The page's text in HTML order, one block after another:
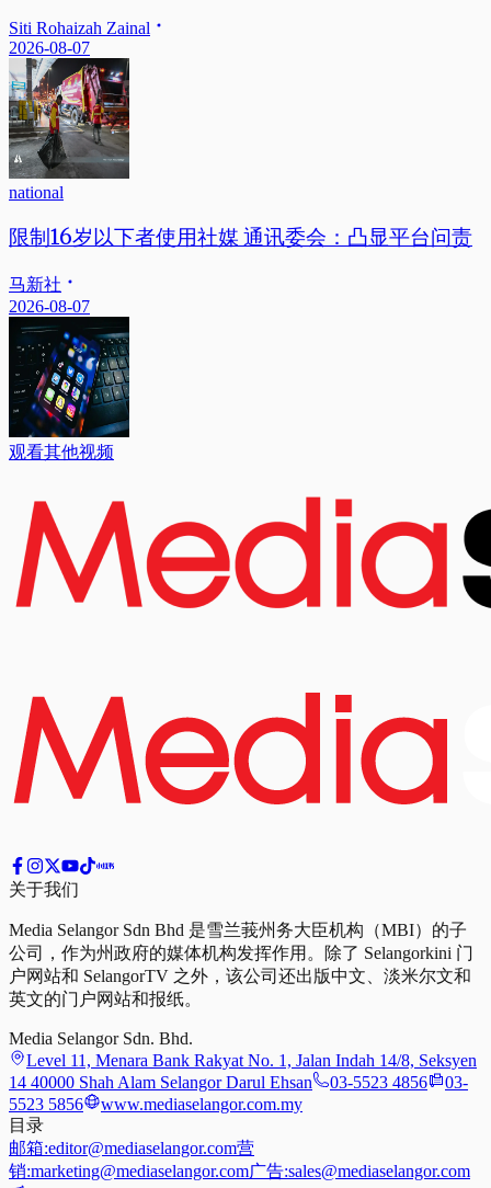
Siti Rohaizah Zainal
2026-08-07
national
限制16岁以下者使用社媒 通讯委会：凸显平台问责
马新社
2026-08-07
观看其他视频
关于我们
Media Selangor Sdn Bhd 是雪兰莪州务大臣机构（MBI）的子
公司，作为州政府的媒体机构发挥作用。除了 Selangorkini 门
户网站和 SelangorTV 之外，该公司还出版中文、淡米尔文和
英文的门户网站和报纸。
Media Selangor Sdn. Bhd.
Level 11, Menara Bank Rakyat No. 1, Jalan Indah 14/8, Seksyen
14 40000 Shah Alam Selangor Darul Ehsan
03-5523 4856
03-
5523 5856
www.mediaselangor.com.my
目录
邮箱:editor@mediaselangor.com营
销:marketing@mediaselangor.com广告:sales@mediaselangor.com